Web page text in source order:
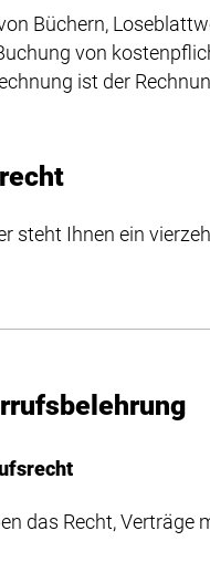
Büchern,
von
ist der
steht Ihnen ein
das Recht, Verträge